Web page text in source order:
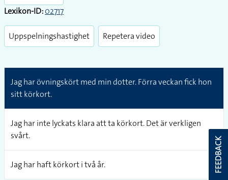
Lexikon-ID:02717
Uppspelningshastighet Repetera video
Jag har övningskört med min dotter. Förra veckan fick hon
sitt körkort.
Jag har inte lyckats klara att ta körkort. Det är verkligen
svårt.
Jag har haft körkort i två år. FEEDBACK